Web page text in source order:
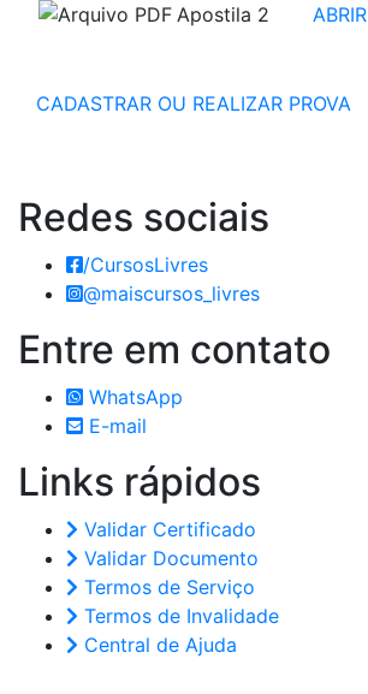
Apostila 2
ABRIR
CADASTRAR OU REALIZAR PROVA
Redes sociais
/CursosLivres
@maiscursos_livres
Entre em contato
WhatsApp
E-mail
Links rápidos
Validar Certificado
Validar Documento
Termos de Serviço
Termos de Invalidade
Central de Ajuda